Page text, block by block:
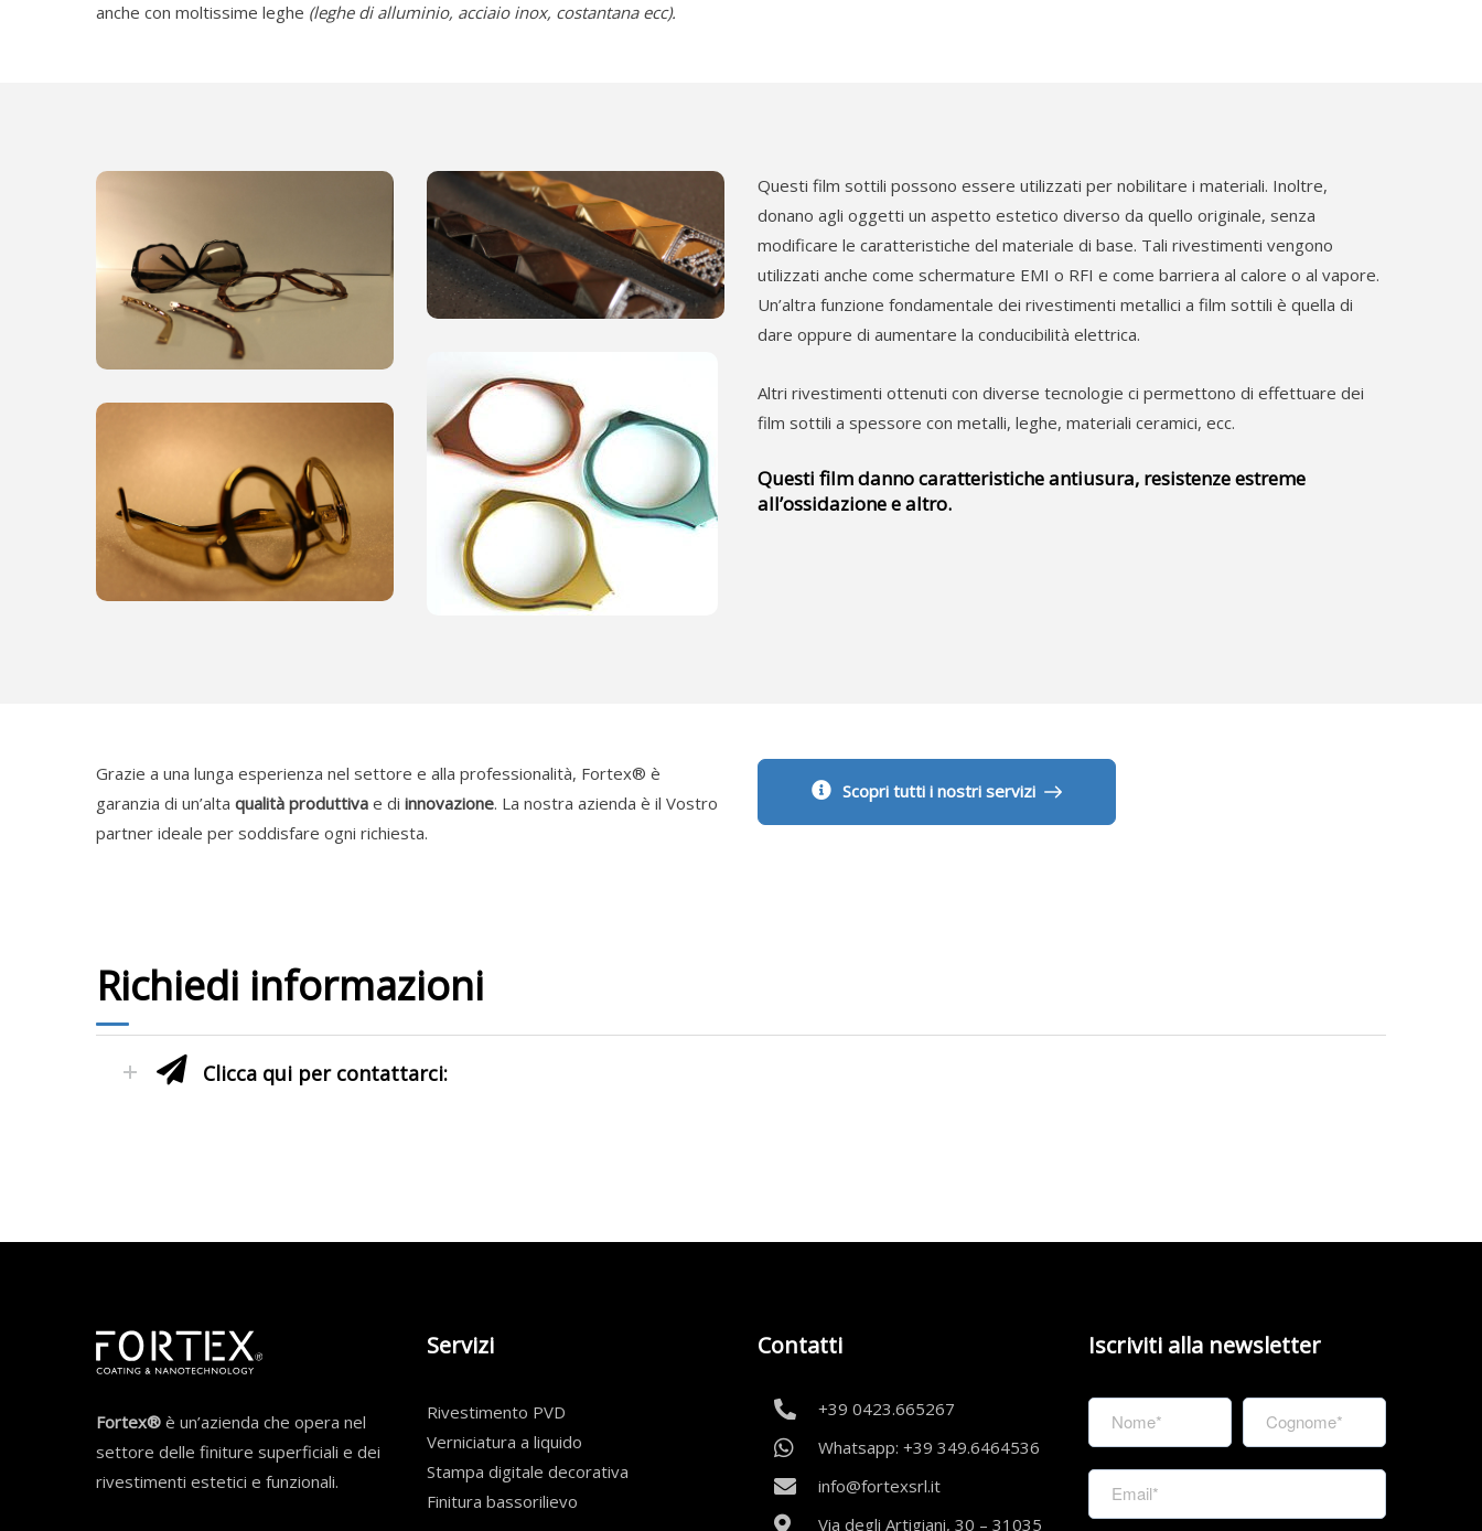
anche con moltissime leghe (leghe di alluminio, acciaio inox, costantana ecc).
Questi film sottili possono essere utilizzati per nobilitare i materiali. Inoltre,
donano agli oggetti un aspetto estetico diverso da quello originale, senza
modificare le caratteristiche del materiale di base. Tali rivestimenti vengono
utilizzati anche come schermature EMI o RFI e come barriera al calore o al vapore.
Un’altra funzione fondamentale dei rivestimenti metallici a film sottili è quella di
dare oppure di aumentare la conducibilità elettrica.
Altri rivestimenti ottenuti con diverse tecnologie ci permettono di effettuare dei
film sottili a spessore con metalli, leghe, materiali ceramici, ecc.
Questi film danno caratteristiche antiusura, resistenze estreme
all’ossidazione e altro.
Grazie a una lunga esperienza nel settore e alla professionalità, Fortex® è
garanzia di un’alta qualità produttiva e di innovazione. La nostra azienda è il Vostro
partner ideale per soddisfare ogni richiesta.
Scopri tutti i nostri servizi
Richiedi informazioni
Clicca qui per contattarci:
Fortex® è un’azienda che opera nel
settore delle finiture superficiali e dei
rivestimenti estetici e funzionali.
Servizi
Rivestimento PVD
Verniciatura a liquido
Stampa digitale decorativa
Finitura bassorilievo
Contatti
+39 0423.665267
Whatsapp: +39 349.6464536
info@fortexsrl.it
Via degli Artigiani, 30 – 31035
Iscriviti alla newsletter